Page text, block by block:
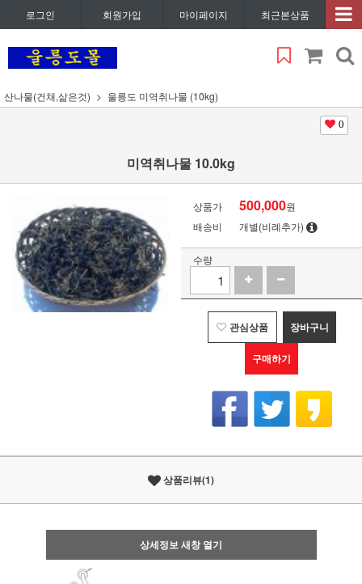
로그인 회원가입 마이페이지 최근본상품
산나물(건채,삶은것) 울릉도 미역취나물 (10kg)
0
미역취나물 10.0kg
상품가 500,000원
배송비
개별(비례추가)
수량
관심상품 장바구니
구매하기
상품리뷰(1)
상세정보 새창 열기